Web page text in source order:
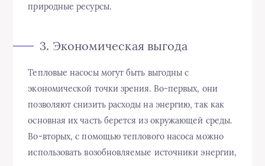
природные ресурсы.
3. Экономическая выгода
Тепловые насосы могут быть выгодны с
экономической точки зрения. Во-первых, они
позволяют снизить расходы на энергию, так как
основная их часть берется из окружающей среды.
Во-вторых, с помощью теплового насоса можно
использовать возобновляемые источники энергии,